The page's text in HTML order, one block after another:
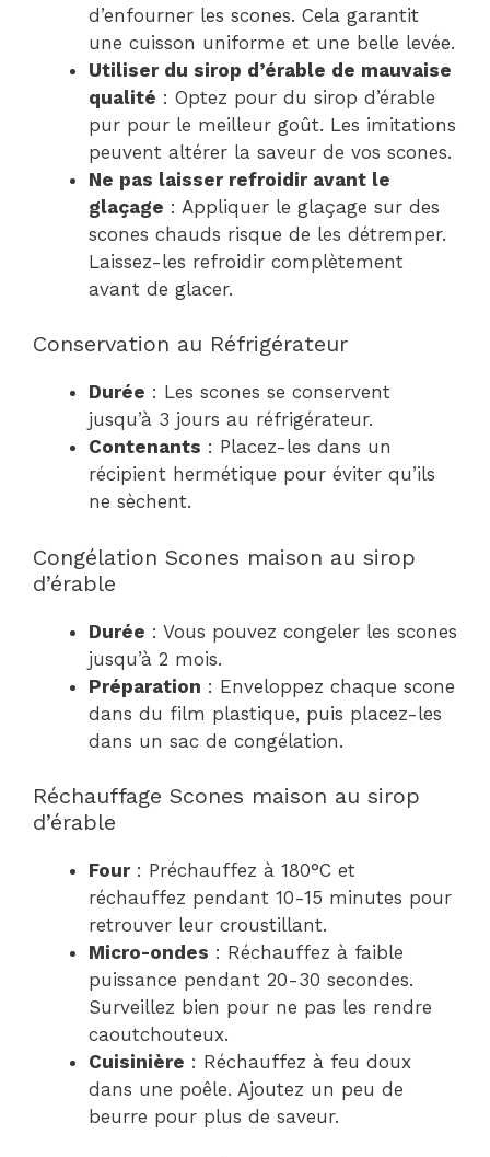
d’enfourner les scones. Cela garantit
une cuisson uniforme et une belle levée.
Utiliser du sirop d’érable de mauvaise
qualité : Optez pour du sirop d’érable
pur pour le meilleur goût. Les imitations
peuvent altérer la saveur de vos scones.
Ne pas laisser refroidir avant le
glaçage : Appliquer le glaçage sur des
scones chauds risque de les détremper.
Laissez-les refroidir complètement
avant de glacer.
Conservation au Réfrigérateur
Durée : Les scones se conservent
jusqu’à 3 jours au réfrigérateur.
Contenants : Placez-les dans un
récipient hermétique pour éviter qu’ils
ne sèchent.
Congélation Scones maison au sirop
d’érable
Durée : Vous pouvez congeler les scones
jusqu’à 2 mois.
Préparation : Enveloppez chaque scone
dans du film plastique, puis placez-les
dans un sac de congélation.
Réchauffage Scones maison au sirop
d’érable
Four: Préchauffez à 180°C et
réchauffez pendant 10-15 minutes pour
retrouver leur croustillant.
Micro-ondes : Réchauffez à faible
puissance pendant 20-30 secondes.
Surveillez bien pour ne pas les rendre
caoutchouteux.
Cuisinière : Réchauffez à feu doux
dans une poêle. Ajoutez un peu de
beurre pour plus de saveur.